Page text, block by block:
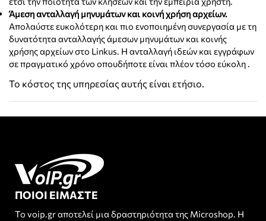
Άμεση ανταλλαγή μηνυμάτων και κοινή χρήση αρχείων.
Απολαύστε ευκολότερη και πιο ενοποιημένη συνεργασία με τη
δυνατότητα ανταλλαγής άμεσων μηνυμάτων και κοινής
χρήσης αρχείων στο Linkus. Η ανταλλαγή ιδεών και εγγράφων
σε πραγματικό χρόνο οπουδήποτε είναι πλέον τόσο εύκολη .
Το κόστος της υπηρεσίας αυτής είναι ετήσιο.
ΠΟΙΟΙ ΕΙΜΑΣΤΕ
Το voip.gr αποτελεί μια δραστηριότητα της Microshop. Η